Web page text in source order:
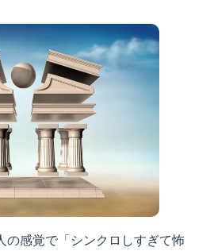
の感覚で「シンクロしすぎて怖